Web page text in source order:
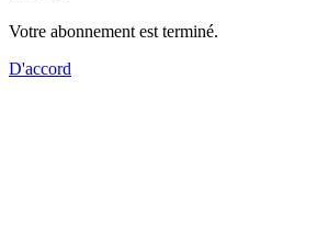
Votre abonnement est terminé.
D'accord